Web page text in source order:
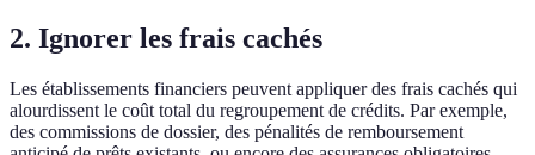
2. Ignorer les frais cachés
Les établissements financiers peuvent appliquer des frais cachés qui
alourdissent le coût total du regroupement de crédits. Par exemple,
des commissions de dossier, des pénalités de remboursement